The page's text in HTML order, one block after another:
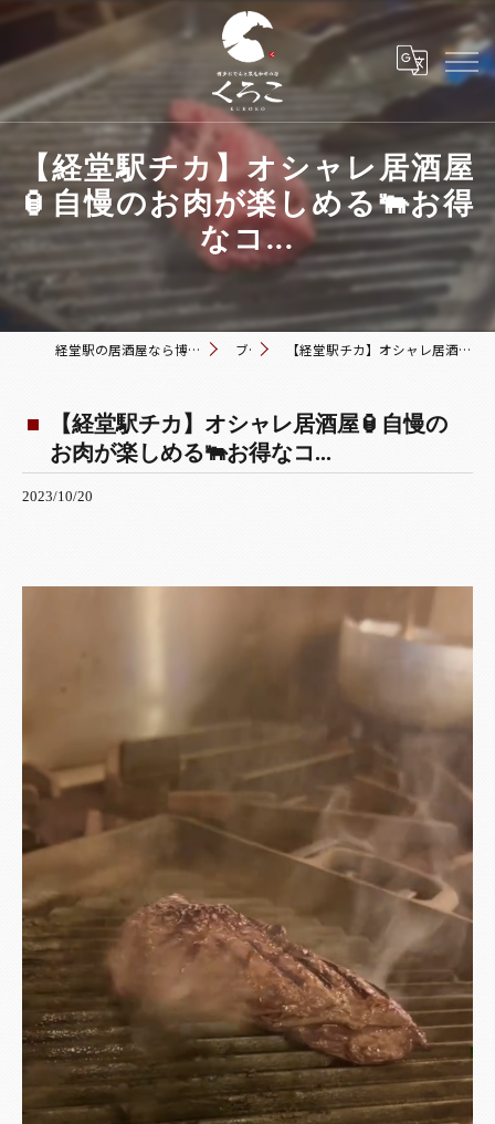
【経堂駅チカ】オシャレ居酒屋
🏮自慢のお肉が楽しめる🐃お得
なコ...
経堂駅の居酒屋なら博多おでんと黒毛和牛の店 くろこ ブログ 【経堂駅チカ】オシャレ居酒屋🏮自慢のお肉が楽しめる🐃お得なコ...
【経堂駅チカ】オシャレ居酒屋🏮自慢の
お肉が楽しめる🐃お得なコ...
2023/10/20